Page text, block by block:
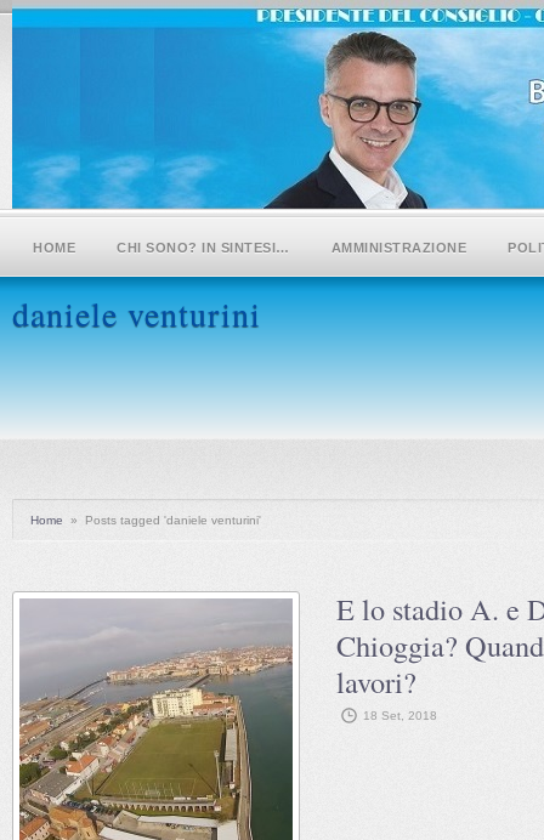
HOME CHI SONO? IN SINTESI… AMMINISTRAZIONE
daniele venturini
Home » Posts tagged 'daniele venturini'
E lo stadio A. e
Chioggia?
lavori?
18 Set, 2018